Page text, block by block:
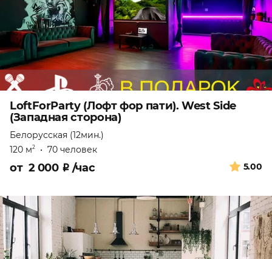
LoftForParty (Лофт фор пати). West Side
(Западная сторона)
Белорусская (12мин.)
120 м2 • 70 человек
5.00
от 2 000 ₽ /час